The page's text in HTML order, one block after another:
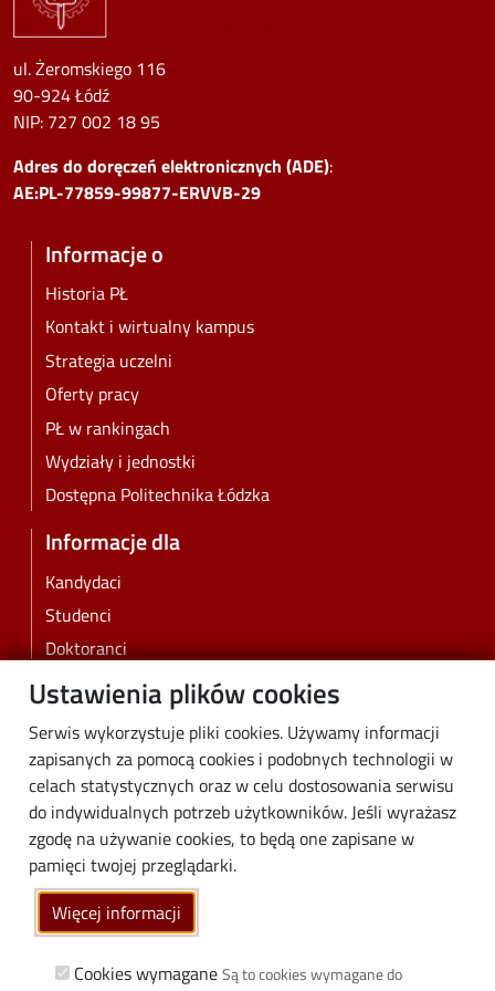
Ustawienia plików cookies
Serwis wykorzystuje pliki cookies. Używamy informacji
zapisanych za pomocą cookies i podobnych technologii w
celach statystycznych oraz w celu dostosowania serwisu
do indywidualnych potrzeb użytkowników. Jeśli wyrażasz
zgodę na używanie cookies, to będą one zapisane w
pamięci twojej przeglądarki.
Więcej informacji
Cookies wymagane Są to cookies wymagane do
ul. Żeromskiego 116
90-924 Łódź
NIP: 727 002 18 95
Adres do doręczeń elektronicznych (ADE):
AE:PL-77859-99877-ERVVB-29
Informacje o
Historia PŁ
Kontakt i wirtualny kampus
Strategia uczelni
Oferty pracy
PŁ w rankingach
Wydziały i jednostki
Dostępna Politechnika Łódzka
Informacje dla
Kandydaci
Studenci
Doktoranci
Pracownicy
Biznes
Media
Społeczność lokalna
Linki
Wikamp
Poczta elektroniczna
Biblioteka PŁ